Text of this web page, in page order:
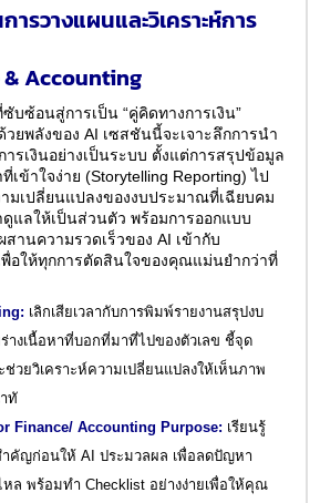
ารวางแผนและวิเคราะห์การ
Accounting
บซ้อนสู่การเป็น “คู่คิดทางการเงิน”
วยพลังของ AI เซสชันนี้จะเจาะลึกการนำ
รเงินอย่างเป็นระบบ ตั้งแต่การสรุปข้อมูล
เข้าใจง่าย (Storytelling Reporting) ไป
มเปลี่ยนแปลงของงบประมาณที่เฉียบคม
ดูแลให้เป็นส่วนตัว พร้อมการออกแบบ
านความรวดเร็วของ AI เข้ากับ
อให้ทุกการตัดสินใจของคุณแม่นยำกว่าที่
เลิกเสียเวลากับการพิมพ์รายงานสรุปงบ
างเนื้อหาที่บอกที่มาที่ไปของตัวเลข ชี้จุด
วยวิเคราะห์ความเปลี่ยนแปลงให้เห็นภาพ
ทั
Finance/ Accounting Purpose: เรียนรู้
คัญก่อนให้ AI ประมวลผล เพื่อลดปัญหา
หล พร้อมทำ Checklist อย่างง่ายเพื่อให้คุณ